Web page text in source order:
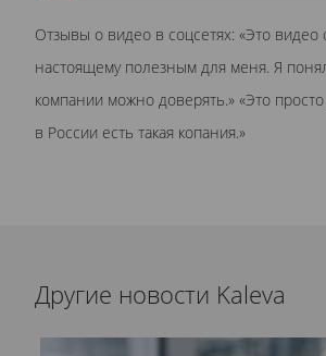
Отзывы о видео в соцсетях: «Это видео
настоящему полезным для меня. Я
компании можно доверять.» «Это
в России есть такая копания.»
Другие новости Kaleva